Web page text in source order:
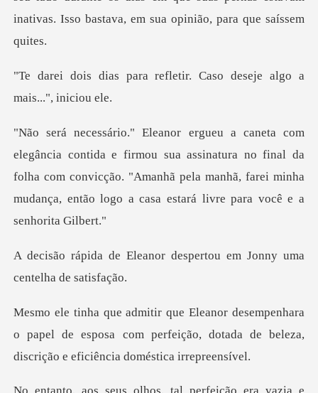
refletir. Caso deseje alg
sua assinatura no final da
folha com convicção. "Amanhã pela manhã, farei mi
or despertou em Jonny uma
a
o papel de esposa com perfeição, dotada de beleza